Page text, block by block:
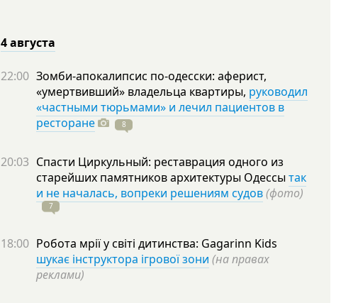
4 августа
22:00 Зомби-апокалипсис по-одесски: аферист,
«умертвивший» владельца квартиры, руководил
«частными тюрьмами» и лечил пациентов в
ресторане
8
20:03 Спасти Циркульный: реставрация одного из
старейших памятников архитектуры Одессы так
и не началась, вопреки решениям судов(фото)
7
18:00 Робота мрії у світі дитинства: Gagarinn Kids
шукає інструктора ігрової зони (на правах
реклами)